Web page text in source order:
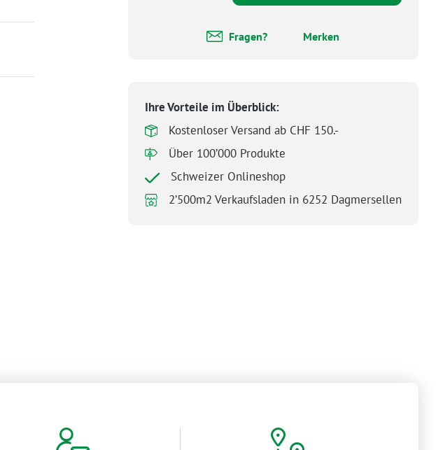
Fragen? Merken
Ihre Vorteile im Überblick:
Kostenloser Versand ab CHF 150.-
Über 100’000 Produkte
Schweizer Onlineshop
2’500m2 Verkaufsladen in 6252 Dagmersellen